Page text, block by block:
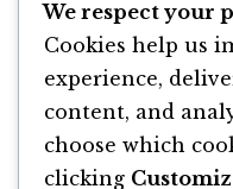
We respect your
Cookies help us
experience,
content, and
choose which
clicking